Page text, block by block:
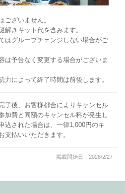
ございません。
解きキット代を含みます。
はグループチェンジしない場合がご
は予告なく変更する場合がございま
力によって終了時間は前後します。
了後、お客様都合によりキャンセル
加費と同額のキャンセル料が発生し
込された場合は、一律1,000円のキ
支払いいただきます。
掲載開始日：2026/2/27